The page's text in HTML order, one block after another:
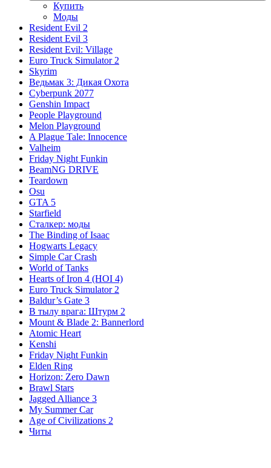
Купить
Моды
Resident Evil 2
Resident Evil 3
Resident Evil: Village
Euro Truck Simulator 2
Skyrim
Ведьмак 3: Дикая Охота
Cyberpunk 2077
Genshin Impact
People Playground
Melon Playground
A Plague Tale: Innocence
Valheim
Friday Night Funkin
BeamNG DRIVE
Teardown
Osu
GTA 5
Starfield
Сталкер: моды
The Binding of Isaac
Hogwarts Legacy
Simple Car Crash
World of Tanks
Hearts of Iron 4 (HOI 4)
Euro Truck Simulator 2
Baldur’s Gate 3
В тылу врага: Штурм 2
Mount & Blade 2: Bannerlord
Atomic Heart
Kenshi
Friday Night Funkin
Elden Ring
Horizon: Zero Dawn
Brawl Stars
Jagged Alliance 3
My Summer Car
Age of Civilizations 2
Читы